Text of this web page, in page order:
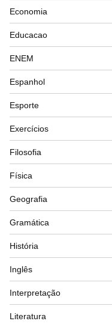
Economia
Educacao
ENEM
Espanhol
Esporte
Exercícios
Filosofia
Física
Geografia
Gramática
História
Inglês
Interpretação
Literatura